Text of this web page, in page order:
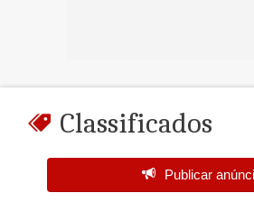
Classificados
Publicar